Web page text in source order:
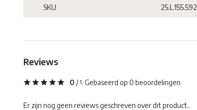
SKU 25.L.155.592
Reviews
0 / 5 Gebaseerd op 0 beoordelingen
Er zijn nog geen reviews geschreven over dit product..